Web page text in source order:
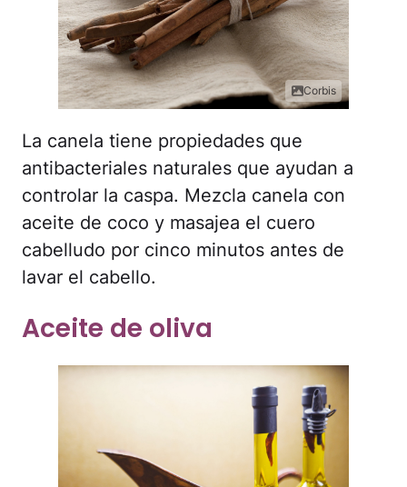
Corbis
La canela tiene propiedades que
antibacteriales naturales que ayudan a
controlar la caspa. Mezcla canela con
aceite de coco y masajea el cuero
cabelludo por cinco minutos antes de
lavar el cabello.
Aceite de oliva